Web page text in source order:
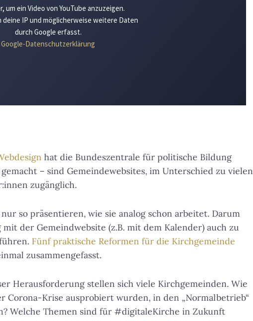
um ein Video von YouTube anzuzeigen.
deine IP und möglicherweise weitere Daten
durch Google erfasst.
Google-Datenschutzerklärung
hat die Bundeszentrale für politische Bildung
– sind Gemeindewebsites, im Unterschied zu vielen
zugänglich.
so präsentieren, wie sie analog schon arbeitet. Darum
der Gemeindwebsite (z.B. mit dem Kalender) auch zu
Fünf praktische Reformen für die Kirchgemeinde
zusammengefasst.
Herausforderung stellen sich viele Kirchgemeinden. Wie
Corona-Krise ausprobiert wurden, in den „Normalbetrieb“
Welche Themen sind für #digitaleKirche in Zukunft